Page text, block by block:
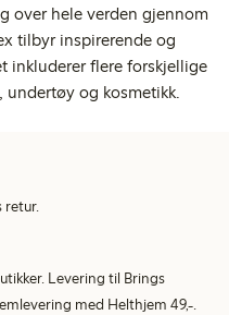
over hele verden gjennom
tilbyr inspirerende og
inkluderer flere forskjellige
undertøy og kosmetikk.
retur.
Levering til Brings
med Helthjem 49,-.